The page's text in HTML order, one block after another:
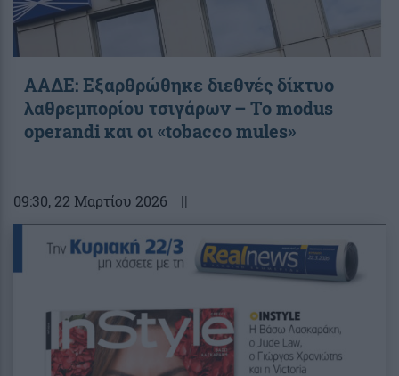
ΑΑΔΕ: Εξαρθρώθηκε διεθνές δίκτυο
λαθρεμπορίου τσιγάρων – Το modus
operandi και οι «tobacco mules»
09:30, 22 Μαρτίου 2026 ||